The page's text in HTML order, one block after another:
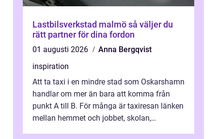
Lastbilsverkstad malmö så väljer du
rätt partner för dina fordon
01 augusti 2026
Anna Bergqvist
inspiration
Att ta taxi i en mindre stad som Oskarshamn
handlar om mer än bara att komma från
punkt A till B. För många är taxiresan länken
mellan hemmet och jobbet, skolan,